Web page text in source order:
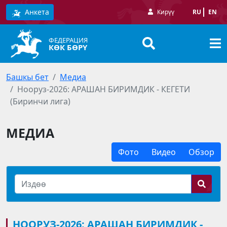
Анкета Кирүү RU EN
ФЕДЕРАЦИЯ
КӨК БӨРҮ
Башкы бет
Медиа
Нооруз-2026: АРАШАН БИРИМДИК - КЕГЕТИ
(Биринчи лига)
МЕДИА
Фото Видео Обзор
НООРУЗ-2026: АРАШАН БИРИМДИК -